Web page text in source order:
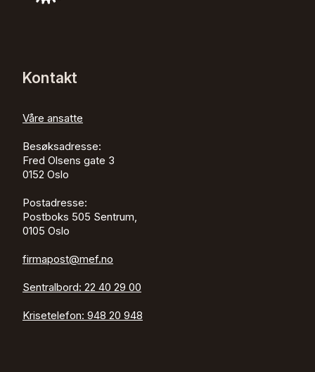
Kontakt
Våre ansatte
Besøksadresse:
Fred Olsens gate 3
0152 Oslo
Postadresse:
Postboks 505 Sentrum,
0105 Oslo
firmapost@mef.no
Sentralbord: 22 40 29 00
Krisetelefon: 948 20 948